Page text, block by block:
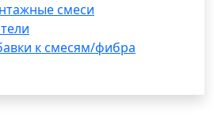
смеси
к смесям/фибра